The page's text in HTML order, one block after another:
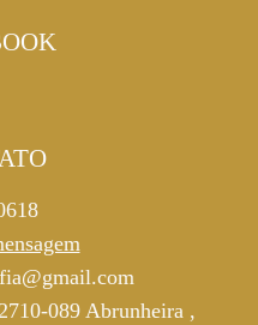
089 Abrunheira ,